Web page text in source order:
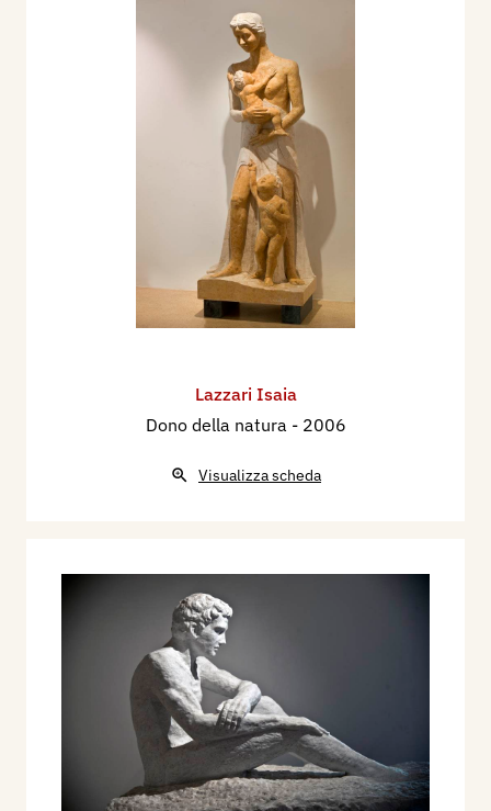
Lazzari Isaia
Dono della natura - 2006
Visualizza scheda